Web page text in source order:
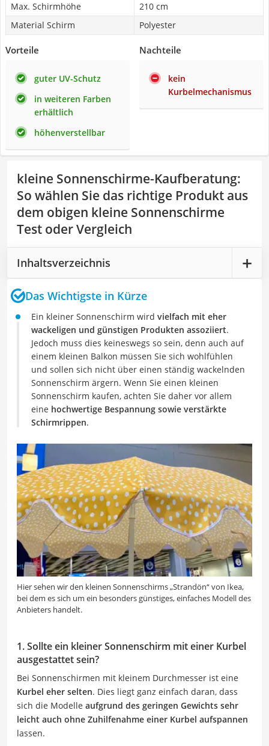
Max. Schirmhöhe
210 cm
Material Schirm
Polyester
Vorteile
guter UV-Schutz
in weiteren Farben
erhältlich
höhenverstellbar
Nachteile
kein
Kurbelmechanismus
kleine Sonnenschirme-Kaufberatung:
So wählen Sie das richtige Produkt aus
dem obigen kleine Sonnenschirme
Test oder Vergleich
Inhaltsverzeichnis
Das Wichtigste in Kürze
Ein kleiner Sonnenschirm wird vielfach mit eher
wackeligen und günstigen Produkten assoziiert.
Jedoch muss dies keineswegs so sein, denn auch auf
einem kleinen Balkon müssen Sie sich wohlfühlen
und sollen sich nicht über einen ständig wackelnden
Sonnenschirm ärgern. Wenn Sie einen kleinen
Sonnenschirm kaufen, achten Sie daher vor allem
eine hochwertige Bespannung sowie verstärkte
Schirmrippen.
Hier sehen wir den kleinen Sonnenschirms „Strandön“ von Ikea,
bei dem es sich um ein besonders günstiges, einfaches Modell des
Anbieters handelt.
1. Sollte ein kleiner Sonnenschirm mit einer Kurbel
ausgestattet sein?
Bei Sonnenschirmen mit kleinem Durchmesser ist eine
Kurbel eher selten. Dies liegt ganz einfach daran, dass
sich die Modelle aufgrund des geringen Gewichts sehr
leicht auch ohne Zuhilfenahme einer Kurbel aufspannen
lassen.